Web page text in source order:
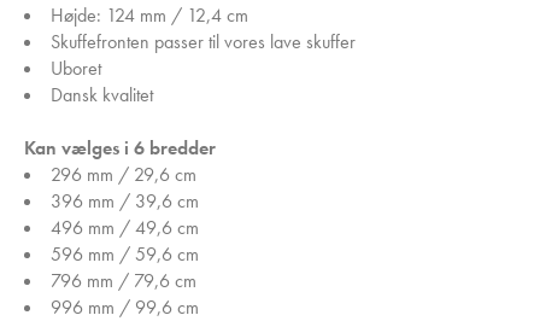
Højde: 124 mm / 12,4 cm
Skuffefronten passer til vores lave skuffer
Uboret
Dansk kvalitet
Kan vælges i 6 bredder
296 mm / 29,6 cm
396 mm / 39,6 cm
496 mm / 49,6 cm
596 mm / 59,6 cm
796 mm / 79,6 cm
996 mm / 99,6 cm